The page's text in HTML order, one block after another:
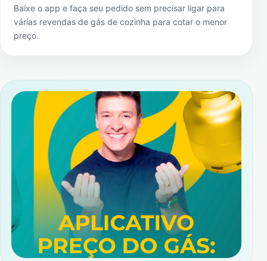
Baixe o app e faça seu pedido sem precisar ligar para
várias revendas de gás de cozinha para cotar o menor
preço.